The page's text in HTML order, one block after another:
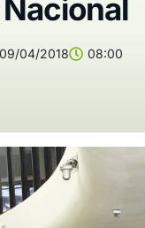
09/04/2018 08:00